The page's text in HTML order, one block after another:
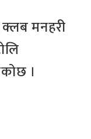
क्लब मनहरी
।